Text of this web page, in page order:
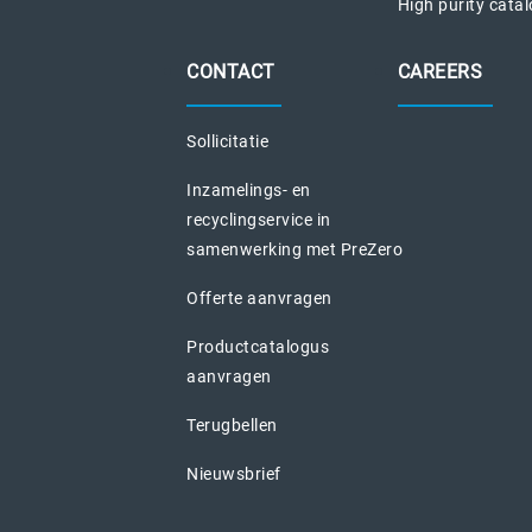
High purity
CONTACT
Sollicitatie
Inzamelings- en
recyclingservice in
samenwerking met PreZero
Offerte aanvragen
Productcatalogus
aanvragen
Terugbellen
Nieuwsbrief
CAREERS